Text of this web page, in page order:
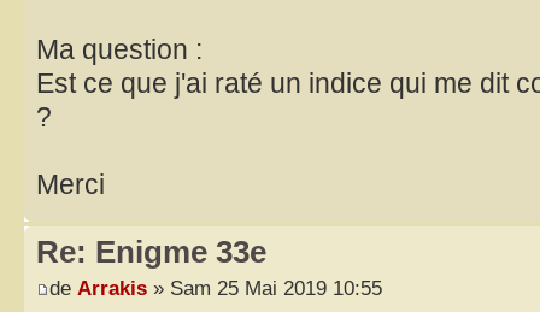
Ma question :
Est ce que j'ai raté un indice qui me dit
?
Merci
Re: Enigme 33e
de Arrakis » Sam 25 Mai 2019 10:55